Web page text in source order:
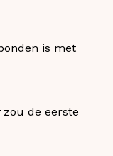
is met
zou de eerste